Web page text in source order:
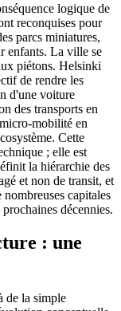
logique de
reconquises pour
parcs miniatures,
enfants. La ville se
piétons. Helsinki
de rendre les
d'une voiture
des transports en
mobilité en
Cette
; elle est
la hiérarchie des
et non de transit, et
capitales
décennies.
: une
de la simple